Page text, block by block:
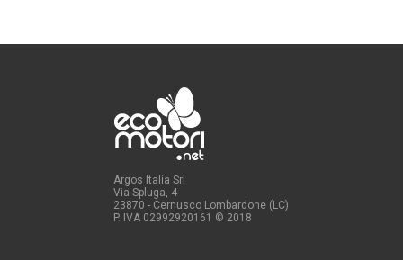
Argos Italia Srl
Via Spluga, 4
23870 - Cernusco Lombardone (LC)
P. IVA 02992920161 © 2018